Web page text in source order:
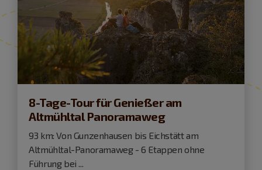
8-Tage-Tour für Genießer am
Altmühltal Panoramaweg
93 km: Von Gunzenhausen bis Eichstätt am
Altmühltal-Panoramaweg - 6 Etappen ohne
Führung bei ...